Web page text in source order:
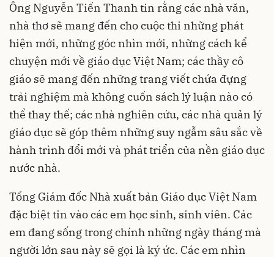
Ông Nguyễn Tiến Thanh tin rằng các nhà văn,
nhà thơ sẽ mang đến cho cuộc thi những phát
hiện mới, những góc nhìn mới, những cách kể
chuyện mới về giáo dục Việt Nam; các thầy cô
giáo sẽ mang đến những trang viết chứa đựng
trải nghiệm mà không cuốn sách lý luận nào có
thể thay thế; các nhà nghiên cứu, các nhà quản lý
giáo dục sẽ góp thêm những suy ngẫm sâu sắc về
hành trình đổi mới và phát triển của nền giáo dục
nước nhà.
Tổng Giám đốc Nhà xuất bản Giáo dục Việt Nam
đặc biệt tin vào các em học sinh, sinh viên. Các
em đang sống trong chính những ngày tháng mà
người lớn sau này sẽ gọi là ký ức. Các em nhìn